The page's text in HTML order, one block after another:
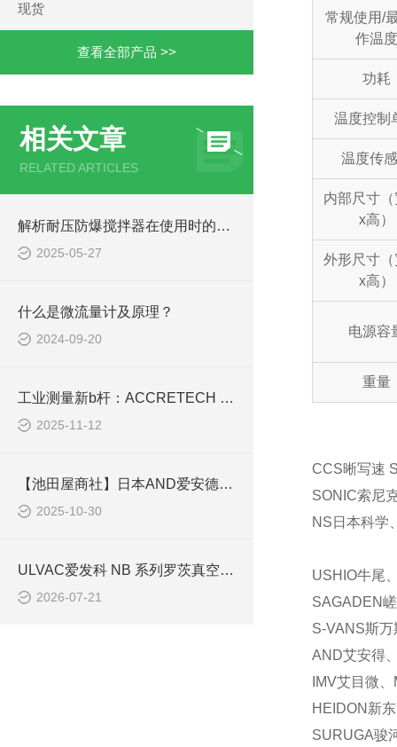
现货
查看全部产品 >>
相关文章
RELATED ARTICLES
解析耐压防爆搅拌器在使用时的注意事项
2025-05-27
什么是微流量计及原理？
2024-09-20
工业测量新b杆：ACCRETECH HANDYSURF+40如何破解表面粗糙度检测难题？
2025-11-12
【池田屋商社】日本AND爱安德CP-3传感器：工业测量精准之选
2025-10-30
ULVAC爱发科 NB 系列罗茨真空泵参数迭代及工况选型指南
2026-07-21
常规使用/
作温度
功耗
温度控制
温度传
内部尺寸
x高）
外形尺寸
x高）
电源容
重量
CCS晰写速
SONIC索尼
NS日本科学
USHIO牛尾
SAGADEN
S-VANS斯
AND艾安得
IMV艾目微
HEIDON新
SURUGA骏